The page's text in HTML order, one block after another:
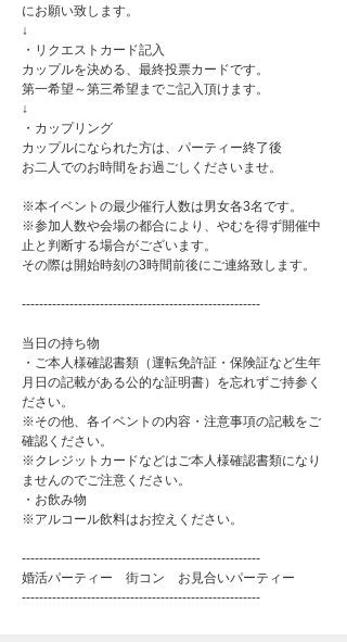
にお願い致します。
↓
・リクエストカード記入
カップルを決める、最終投票カードです。
第一希望～第三希望までご記入頂けます。
↓
・カップリング
カップルになられた方は、パーティー終了後
お二人でのお時間をお過ごしくださいませ。
※本イベントの最少催行人数は男女各3名です。
※参加人数や会場の都合により、やむを得ず開催中
止と判断する場合がございます。
その際は開始時刻の3時間前後にご連絡致します。
-------------------------------------------------------
当日の持ち物
・ご本人様確認書類（運転免許証・保険証など生年
月日の記載がある公的な証明書）を忘れずご持参く
ださい。
※その他、各イベントの内容・注意事項の記載をご
確認ください。
※クレジットカードなどはご本人様確認書類になり
ませんのでご注意ください。
・お飲み物
※アルコール飲料はお控えください。
-------------------------------------------------------
婚活パーティー 街コン お見合いパーティー
-------------------------------------------------------